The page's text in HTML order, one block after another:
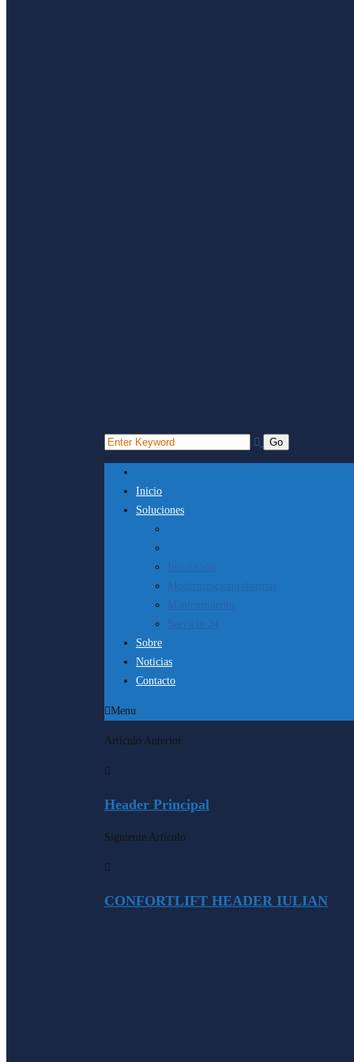
Inicio
Soluciones
Sobre
Noticias
Contacto
Menu
Artículo Anterior
Header Principal
Siguiente Artículo
CONFORTLIFT HEADER IULIAN